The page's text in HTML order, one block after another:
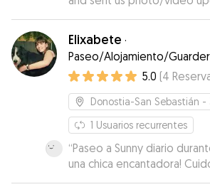
the stay. Will definitely
Elixabete ·
Paseo/Alojamiento/
5.0 (4
Donostia-San Sebastián -
1 Usuarios recurrentes
“Paseo a Sunny diario
una chica encantadora!
durante una semana! Es